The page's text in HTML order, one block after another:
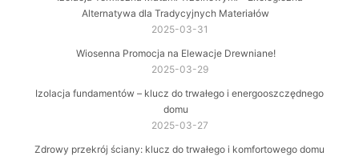
Alternatywa dla Tradycyjnych Materiałów
2025-03-31
Wiosenna Promocja na Elewacje Drewniane!
2025-03-29
Izolacja fundamentów – klucz do trwałego i energooszczędnego
domu
2025-03-27
Zdrowy przekrój ściany: klucz do trwałego i komfortowego domu